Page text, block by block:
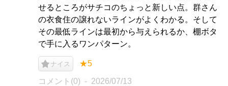
せるところがサチコのちょっと新しい点。群さん
の衣食住の譲れないラインがよくわかる。そして
その最低ラインは最初から与えられるか、棚ボタ
で手に入るワンパターン。
ナイス ★5
コメント(0) 2026/07/13